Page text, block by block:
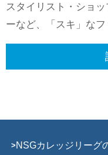
スタイリスト・ショ
ーなど、「スキ」な
NSGカレッジリーグ